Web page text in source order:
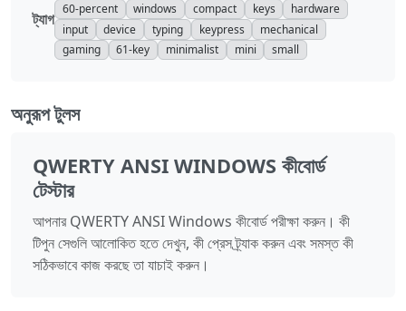
ট্যাগ
60-percent
windows compact keys
hardware
input
device typing keypress
mechanical
gaming
61-key minimalist mini small
অনুরূপ টুলস
QWERTY ANSI WINDOWS কীবোর্ড
টেস্টার
আপনার QWERTY ANSI Windows কীবোর্ড পরীক্ষা করুন। কী
টিপুন সেগুলি আলোকিত হতে দেখুন, কী প্রেস ট্র্যাক করুন এবং সমস্ত কী
সঠিকভাবে কাজ করছে তা যাচাই করুন।